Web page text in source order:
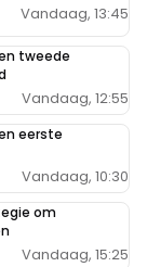
Vandaag, 13:45
tweede
Vandaag, 12:55
eerste
Vandaag, 10:30
om
Vandaag, 15:25